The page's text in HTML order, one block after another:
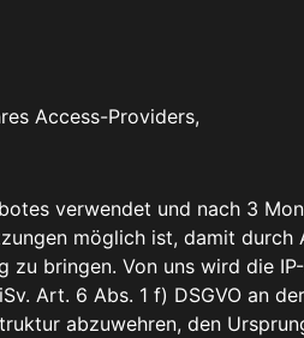
Access-Providers,
verwendet und nach 3
möglich ist, damit
bringen. Von uns wird die
Art. 6 Abs. 1 f) DSGVO an
abzuwehren, den